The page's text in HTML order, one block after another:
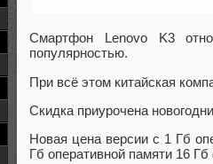
Смартфон Lenovo K3
популярностью.
При всё этом китайская
Скидка приурочена
Новая цена версии с 1 Гб
Гб оперативной памяти 16 Гб